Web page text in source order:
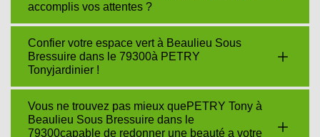
accomplis vos attentes ?
Confier votre espace vert à Beaulieu Sous
Bressuire dans le 79300à PETRY
Tonyjardinier !
Vous ne trouvez pas mieux quePETRY Tony à
Beaulieu Sous Bressuire dans le
79300capable de redonner une beauté a votre